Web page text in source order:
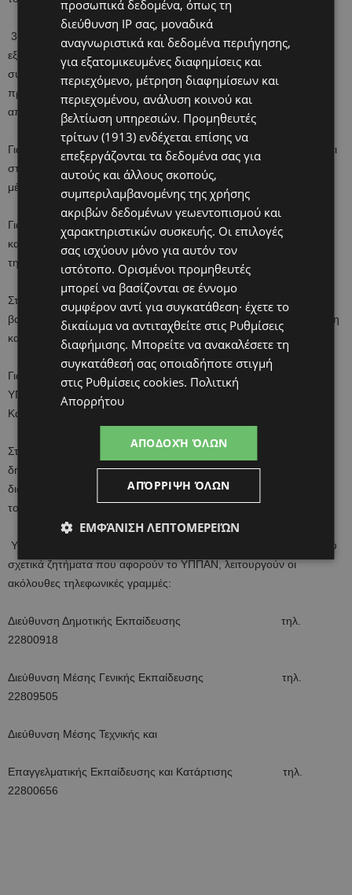
3. Ακυρώνονται όλες οι σχολικές εκδρομές στην Κύπρο και το
εξωτερικό για τη φετινή σχολική χρονιά, όπως επίσης και η
συμμετοχή μαθητών/τριών και εκπαιδευτικών σε συνέδρια ή άλλα
προγράμματα στο εξωτερικό, πλην εξαιρέσεων που θα κριθούν
απολύτως απαραίτητες και θα τύχουν ειδικής έγκρισης.
Για όσο διάστημα ανασταλούν τα μαθήματα, το ΥΠΠΑΝ θα παρέχει
στους μαθητές/τριες τηλεκπαίδευση με τη χρήση ηλεκτρονικών
μέσων και την αξιοποίηση ψηφιακού παιδαγωγικού υλικού.
Για τον σκοπό αυτό έχει ήδη ενεργοποιηθεί ο σχετικός μηχανισμός
και τη Δευτέρα, 16 Μαρτίου, θα γίνει πιλοτική εφαρμογή αρχικά για
τη Γ’ τάξη Λυκείου.
Στη συνέχεια, θα αναπτυχθούν σχετικές υπηρεσίες για όλες τις
βαθμίδες εκπαίδευσης, ενώ γίνεται σχετική ταχύρρυθμη ενημέρωση
και επιμόρφωση των εκπαιδευτικών.
Για την εφαρμογή του σχετικού προγράμματος τηλεκπαίδευσης το
ΥΠΠΑΝ συνεργάζεται στενά με το Υφυπουργείο Έρευνας,
Καινοτομίας και Ψηφιακής Πολιτικής.
Στόχος του ΥΠΠΑΝ είναι, παράλληλα με την προάσπιση της
δημόσιας υγείας και παρά τα απαραίτητα μέτρα προφύλαξης, να
διασφαλίσει τη συνέχεια της εκπαιδευτικής διαδικασίας. Ως εκ
τούτου, θα ανακοινώνονται σχετικές οδηγίες και πληροφορίες.
Υπενθυμίζεται ότι για σκοπούς ενημέρωσης του ευρύτερου κοινού
σχετικά ζητήματα που αφορούν το ΥΠΠΑΝ, λειτουργούν οι
ακόλουθες τηλεφωνικές γραμμές:
Διεύθυνση Δημοτικής Εκπαίδευσης τηλ.
22800918
Διεύθυνση Μέσης Γενικής Εκπαίδευσης τηλ.
22809505
Διεύθυνση Μέσης Τεχνικής και
Επαγγελματικής Εκπαίδευσης και Κατάρτισης τηλ.
22800656
προσωπικά δεδομένα, όπως τη
διεύθυνση IP σας, μοναδικά
αναγνωριστικά και δεδομένα περιήγησης,
για εξατομικευμένες διαφημίσεις και
περιεχόμενο, μέτρηση διαφημίσεων και
περιεχομένου, ανάλυση κοινού και
βελτίωση υπηρεσιών. Προμηθευτές
τρίτων (1913) ενδέχεται επίσης να
επεξεργάζονται τα δεδομένα σας για
αυτούς και άλλους σκοπούς,
συμπεριλαμβανομένης της χρήσης
ακριβών δεδομένων γεωεντοπισμού και
χαρακτηριστικών συσκευής. Οι επιλογές
σας ισχύουν μόνο για αυτόν τον
ιστότοπο. Ορισμένοι προμηθευτές
μπορεί να βασίζονται σε έννομο
συμφέρον αντί για συγκατάθεση· έχετε το
δικαίωμα να αντιταχθείτε στις Ρυθμίσεις
διαφήμισης. Μπορείτε να ανακαλέσετε τη
συγκατάθεσή σας οποιαδήποτε στιγμή
στις Ρυθμίσεις cookies. Πολιτική
Απορρήτου
ΑΠΟΔΟΧΉ ΌΛΩΝ
ΑΠΌΡΡΙΨΗ ΌΛΩΝ
ΕΜΦΆΝΙΣΗ ΛΕΠΤΟΜΕΡΕΙΏΝ